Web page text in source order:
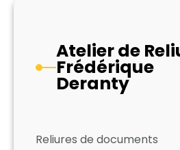
Atelier de
Frédérique
Deranty
Reliures de documents